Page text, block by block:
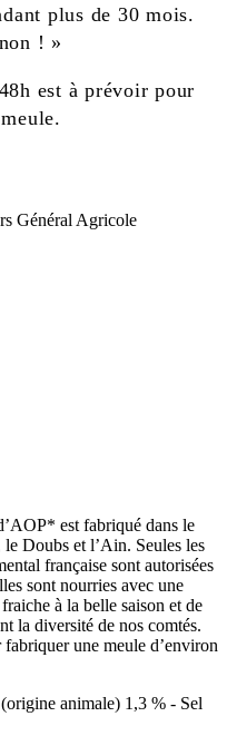
plus de 30 mois.
! »
est à prévoir pour
Général Agricole
est fabriqué dans le
le Doubs et l’Ain. Seules les
française sont autorisées
sont nourries avec une
à la belle saison et de
la diversité de nos comtés.
une meule d’environ
animale) 1,3 % - Sel